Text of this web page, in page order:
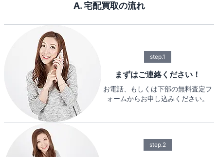
A. 宅配買取の流れ
step.1
まずはご連絡ください！
お電話、もしくは下部の無料査定フ
ォームからお申し込みください。
step.2